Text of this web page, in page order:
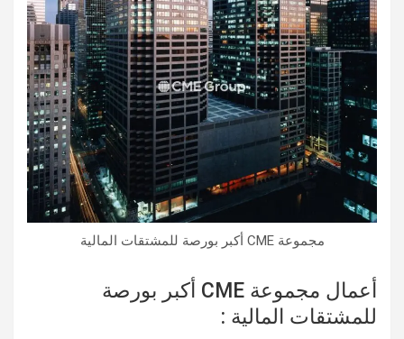
مجموعة CME أكبر بورصة للمشتقات المالية
أعمال مجموعة CME أكبر بورصة
للمشتقات المالية :